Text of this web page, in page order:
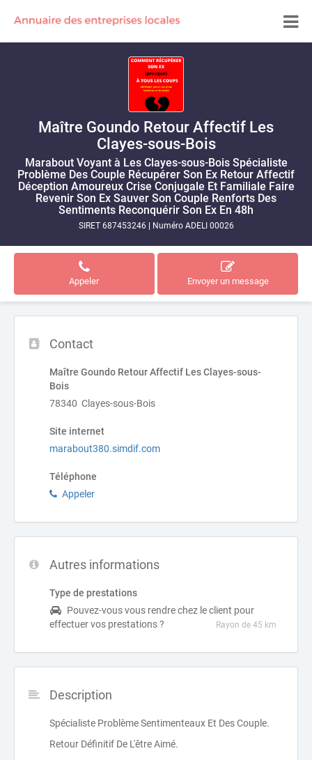
Maître Goundo Retour Affectif Les
Clayes-sous-Bois
Marabout Voyant à Les Clayes-sous-Bois Spécialiste
Problème Des Couple Récupérer Son Ex Retour Affectif
Déception Amoureux Crise Conjugale Et Familiale Faire
Revenir Son Ex Sauver Son Couple Renforts Des
Sentiments Reconquérir Son Ex En 48h
SIRET 687453246 Numéro ADELI 00026
Appeler Envoyer un message
Contact
Maître Goundo Retour Affectif Les Clayes-sous-
Bois
78340 Clayes-sous-Bois
Site internet
marabout380.simdif.com
Téléphone
Appeler
Autres informations
Type de prestations
Pouvez-vous vous rendre chez le client pour
effectuer vos prestations ?
Rayon de 45 km
Description
Spécialiste Problème Sentimenteaux Et Des Couple.
Retour Définitif De L'être Aimé.